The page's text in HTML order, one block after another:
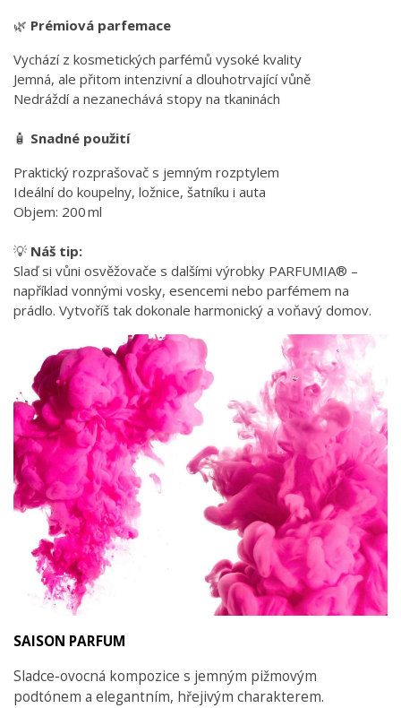
🌿 Prémiová parfemace
Vychází z kosmetických parfémů vysoké kvality
Jemná, ale přitom intenzivní a dlouhotrvající vůně
Nedráždí a nezanechává stopy na tkaninách
🧴 Snadné použití
Praktický rozprašovač s jemným rozptylem
Ideální do koupelny, ložnice, šatníku i auta
Objem: 200 ml
💡 Náš tip:
Slaď si vůni osvěžovače s dalšími výrobky PARFUMIA® –
například vonnými vosky, esencemi nebo parfémem na
prádlo. Vytvoříš tak dokonale harmonický a voňavý domov.
SAISON PARFUM
Sladce-ovocná kompozice s jemným pižmovým
podtónem a elegantním, hřejivým charakterem.